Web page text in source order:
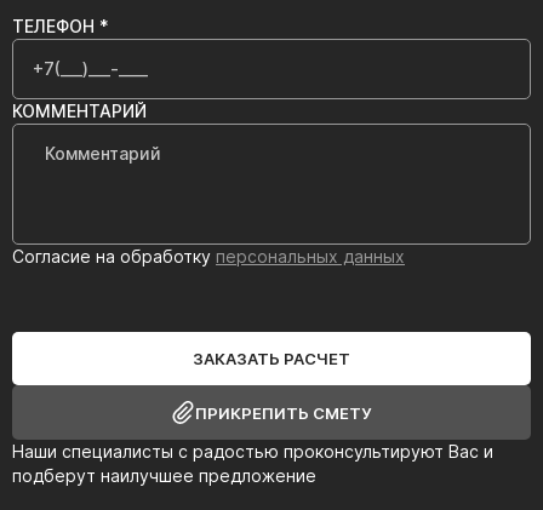
Наши специалисты с радостью проконсультируют Вас и
подберут наилучшее предложение
ТЕЛЕФОН *
КОММЕНТАРИЙ
Согласие на обработку персональных данных
ЗАКАЗАТЬ РАСЧЕТ
ПРИКРЕПИТЬ СМЕТУ